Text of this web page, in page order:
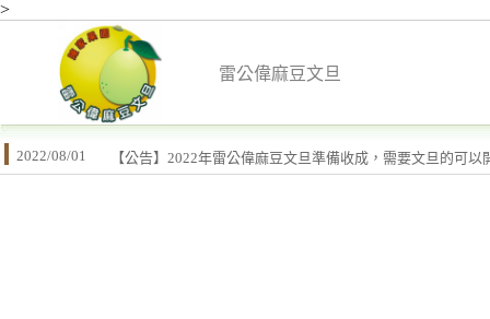
>
雷公偉麻豆文旦
2022/08/01 【公告】2022年雷公偉麻豆文旦準備收成，需要文旦的可以